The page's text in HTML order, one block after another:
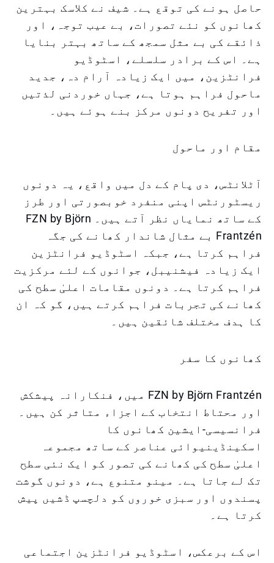
حاصل ہونے کی توقع ہے۔ شیف نے کلاسک بہترین
کھانوں کو نئے تصورات، بے عیب توجہ، اور
ذائقے کی بے مثل سمجھ کے ساتھ بہتر بنایا
ہے۔ اس کے برادر سلسلے، اسٹوڈیو
فرانٹزین، میں ایک زیادہ آرام دہ، جدید
ماحول فراہم ہوتا ہے، جہاں خوردنی لذتیں
اور تفریح دونوں مرکز بنے ہوئے ہیں۔
مقام اور ماحول
آٹلانٹس، دی پام کے دل میں واقع، یہ دونوں
ریسٹورنٹس اپنی منفرد خوبصورتی اور طرز
کے ساتھ نمایاں نظر آتے ہیں۔ FZN by Björn
Frantzén بے مثال شاندار کھانے کی جگہ
فراہم کرتا ہے، جبکہ اسٹوڈیو فرانٹزین
ایک زیادہ فیشنیبل، جوانوں کے لئے مرکزیت
فراہم کرتا ہے۔ دونوں مقامات اعلیٰ سطح کی
کھانے کی تجربات فراہم کرتے ہیں، گو کہ ان
کا ہدف مختلف شائقین ہیں۔
کھانوں کا سفر
FZN by Björn Frantzén میں، فنکارانہ پیشکش
اور محتاط انتخاب کے اجزاء متاثر کن ہیں۔
فرانسیسی-ایشین کھانوں کا
اسکینڈینیوائی عناصر کے ساتھ مجموعہ
اعلیٰ سطح کی کھانے کی تصور کو ایک نئی سطح
تک لے جاتا ہے۔ مینو متنوع ہے، دونوں گوشت
پسندوں اور سبزی خوروں کو دلچسپ ڈشیں پیش
کرتا ہے۔
اس کے برعکس، اسٹوڈیو فرانٹزین اجتماعی